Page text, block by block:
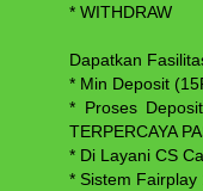
* WITHDRAW
Dapatkan
* Min Deposit
* Proses
TERPERCAYA
* Di Layani CS
* Sistem Fairplay